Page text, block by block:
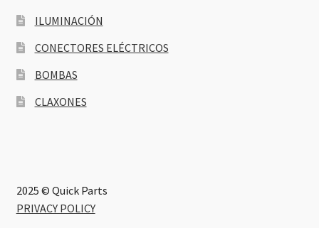
ILUMINACIÓN
CONECTORES ELÉCTRICOS
BOMBAS
CLAXONES
2025 © Quick Parts
PRIVACY POLICY